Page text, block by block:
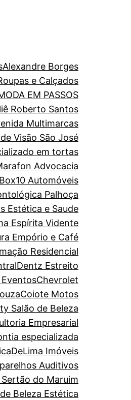
Alexandre Borges
e Calçados
EM PASSOS
Roberto Santos
Multimarcas
Visão São José
em tortas
Advocacia
Box10 Automóveis
Palhoça
Estética e Saude
Espírita Vidente
Empório e Café
Residencial
Estreito
Chevrolet
Coiote Motos
Salão de Beleza
Empresarial
especializada
DeLima Imóveis
Auditivos
do Maruim
Beleza Estética